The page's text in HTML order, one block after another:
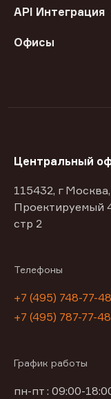
API Интеграция
Офисы
Центральный
115432, г
Проектируемый
стр 2
Телефоны
+7 (495) 748-77-48
+7 (495) 787-77-48
График работы
пн-пт : 09:00-